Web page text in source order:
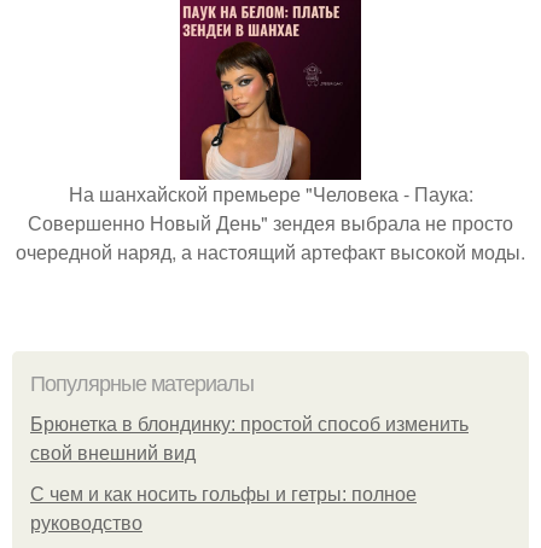
На шанхайской премьере "Человека - Паука:
Совершенно Новый День" зендея выбрала не просто
очередной наряд, а настоящий артефакт высокой моды.
Популярные материалы
Брюнетка в блондинку: простой способ изменить
свой внешний вид
С чем и как носить гольфы и гетры: полное
руководство